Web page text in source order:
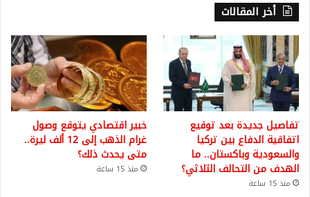
أخر المقالات
تفاصيل جديدة بعد توقيع
اتفاقية الدفاع بين تركيا
والسعودية وباكستان.. ما
الهدف من التحالف الثلاثي؟
منذ 15 ساعة
خبير اقتصادي يتوقع وصول
غرام الذهب إلى 12 ألف ليرة..
متى يحدث ذلك؟
منذ 15 ساعة